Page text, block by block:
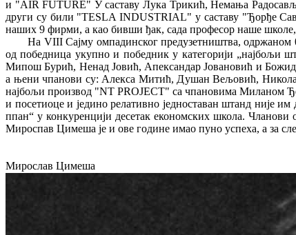
и "AIR FUTURE" У саставу Лука Трикић, Немања
други су били "TESLA INDUSTRIAL" у саставу "Ђорђе
наших 9 фирми, а као бивши ђак, сада професор наше
На VIII Сајму омпадинског предузетништва,
од победница укупно и победник у категорији „најбољи
Мипош Бурић, Ненад Јовић, Апександар Јовановић и
а њени чпанови су: Aлекса Митић, Душан Вељовић, Никола
најбољи производ "NT PROJECT" са чпановима Миланом
и посетиоце и једино релативно једноставан штанд није
ппан“ у конкуренцији десетак економских школа.
Мироспав Цимеша је и ове године имао пуно успеха, а за
Мирослав Цимеша